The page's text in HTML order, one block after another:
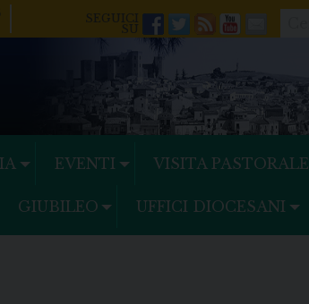
Facebook
Twitter
FeedsYoutube
Mail
EVENTI VISITA PASTORALE
GIUBILEO UFFICI DIOCESANI